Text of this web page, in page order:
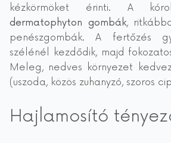
kézkörmöket érinti. A
dermatophyton gombák,
penészgombák. A fertőzés
szélénél kezdődik, majd
Meleg, nedves környezet
(uszoda, közös zuhanyzó, szoros
Hajlamosító